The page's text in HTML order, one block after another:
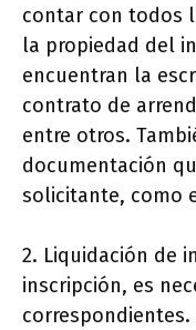
contar con todos
la propiedad del
encuentran la
contrato de
entre otros.
documentación
solicitante, como
2. Liquidación de
inscripción, es
correspondientes.